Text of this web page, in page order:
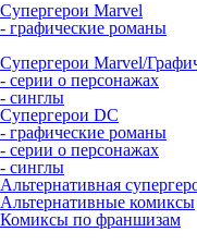
Супергерои Marvel
- графические романы
Супергерои Marvel/
- серии о персонажах
- синглы
Супергерои DC
- графические романы
- серии о персонажах
- синглы
Альтернативная
Альтернативные комиксы
Комиксы по франшизам